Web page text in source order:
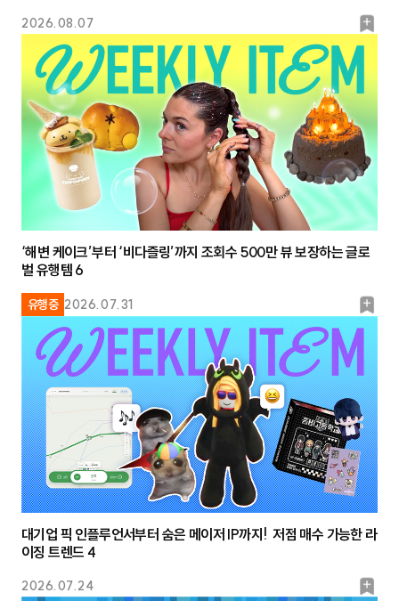
2026.08.07
북
마
크
유행중 2026.07.31
북
마
크
‘해변 케이크’부터 ‘비다즐링’까지 조회수 500만 뷰 보장하는 글로
벌 유행템 6
2026.07.24
북
대기업 픽 인플루언서부터 숨은 메이저 IP까지! 저점 매수 가능한 라
이징 트렌드 4